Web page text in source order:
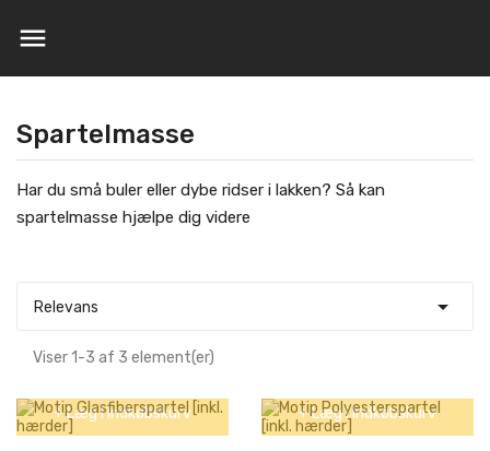

Spartelmasse
Har du små buler eller dybe ridser i lakken? Så kan
spartelmasse hjælpe dig videre
Relevans 
Viser 1-3 af 3 element(er)
+ Læg I Indkøbskurv + Læg I Indkøbskurv